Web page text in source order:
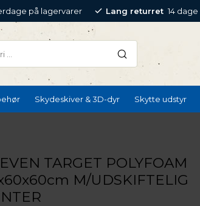
på lagervarer Lang returret 14 dage
Skydeskiver & 3D-dyr Skytte udstyr
TARGET POLYFOAM
M/UDSKIFTELIG